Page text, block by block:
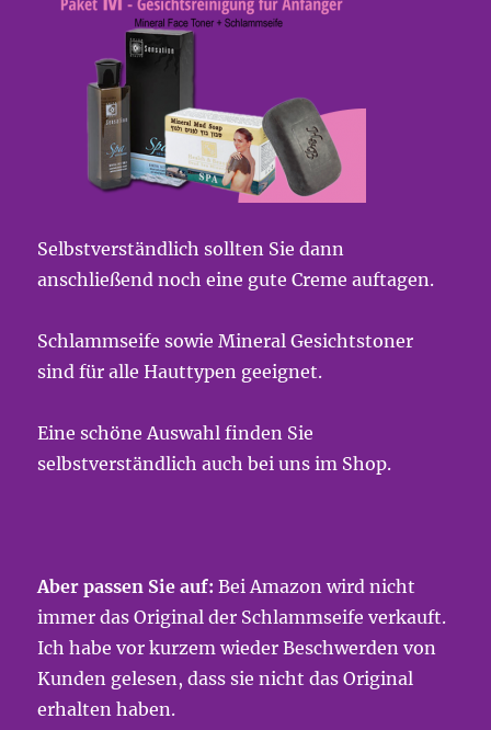
Selbstverständlich sollten Sie dann
anschließend noch eine gute Creme auftagen.
Schlammseife sowie Mineral Gesichtstoner
sind für alle Hauttypen geeignet.
Eine schöne Auswahl finden Sie
selbstverständlich auch bei uns im Shop.
Aber passen Sie auf: Bei Amazon wird nicht
immer das Original der Schlammseife verkauft.
Ich habe vor kurzem wieder Beschwerden von
Kunden gelesen, dass sie nicht das Original
erhalten haben.